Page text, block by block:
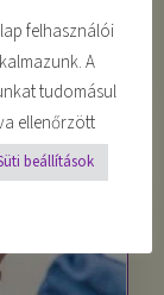
felhasználói
A
tudomásul
ellenőrzött
beállítások